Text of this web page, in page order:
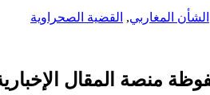
الشأن المغاربي, القضية الصحراوية
منصة المقال الإخبارية 2024